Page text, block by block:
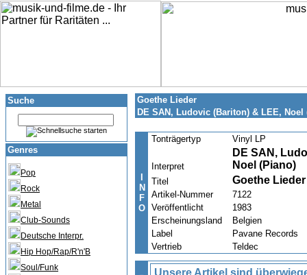
Suche
Genres
Pop
Rock
Metal
Club-Sounds
Deutsche Interpr.
Hip Hop/Rap/R'n'B
Soul/Funk
Goethe Lieder
DE SAN, Ludovic (Bariton) & LEE, Noel
N
F
O
Tonträgertyp Vinyl LP
Interpret
DE SAN,
Noel (Piano)
Titel Goethe Lieder
Artikel-Nummer
7122
Veröffentlicht
1983
Erscheinungsland
Belgien
Label
Pavane Records
Vertrieb
Teldec
Unsere Artikel sind